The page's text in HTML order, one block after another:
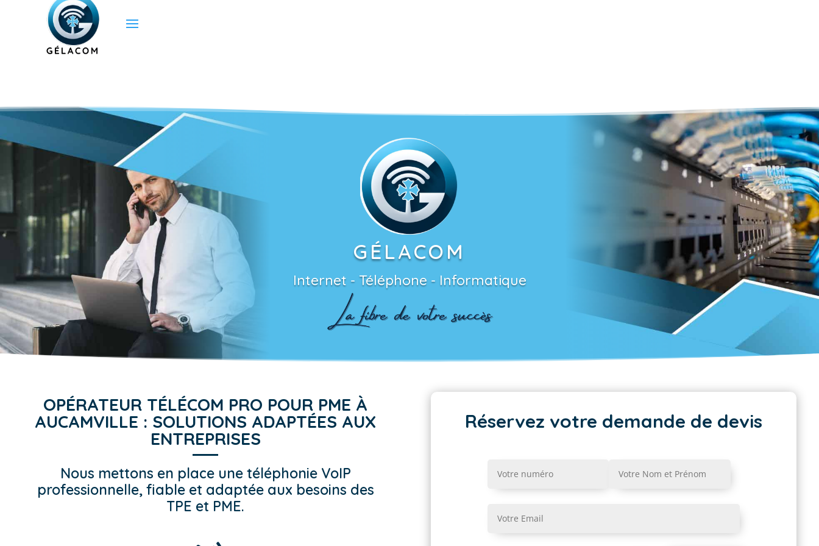
GÉLACOM
Internet - Téléphone - Informatique
OPÉRATEUR TÉLÉCOM PRO POUR PME À
AUCAMVILLE : SOLUTIONS ADAPTÉES AUX
ENTREPRISES
Nous mettons en place une téléphonie VoIP
professionnelle, fiable et adaptée aux besoins des
TPE et PME.
Réservez votre demande de devis